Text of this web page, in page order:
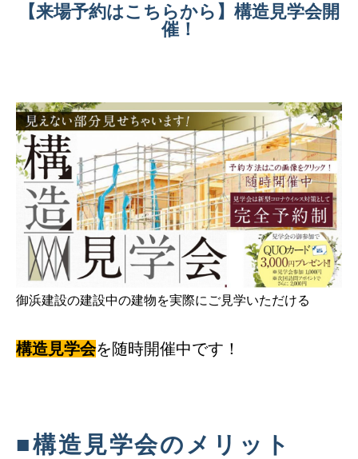
【来場予約はこちらから】構造見学会開
催！
御浜建設の建設中の建物を実際にご見学いただける
構造見学会を随時開催中です！
■構造見学会のメリット